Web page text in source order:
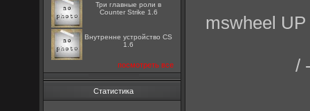
Три главные роли в
Counter Strike 1.6
Внутренне устройство CS
1.6
посмотреть все
Статистика
mswheel
/